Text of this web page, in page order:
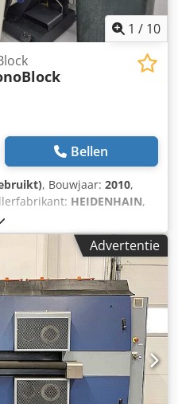
1 / 10
Bellen
, Bouwjaar: 2010,
HEIDENHAIN,
(max.):
DMG MORI DMU 60
2010. Hij heeft een
voor 60
spindelsnelheid van
Extra
TS649 meettaster, 3D
Ideaal voor
Deze machine
met ons op voor
Ackskr • Koelvloeistof voor
Advertentie